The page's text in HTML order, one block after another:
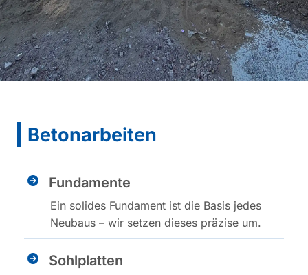
Betonarbeiten
Fundamente
Ein solides Fundament ist die Basis jedes
Neubaus – wir setzen dieses präzise um.
Sohlplatten